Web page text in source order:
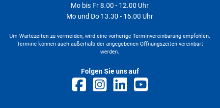
Mo bis Fr 8.00 - 12.00 Uhr
Mo und Do 13.30 - 16.00 Uhr
Um Wartezeiten zu vermeiden, wird eine vorherige Terminvereinbarung empfohlen.
Termine können auch außerhalb der angegebenen Öffnungszeiten vereinbart
werden.
Folgen Sie uns auf